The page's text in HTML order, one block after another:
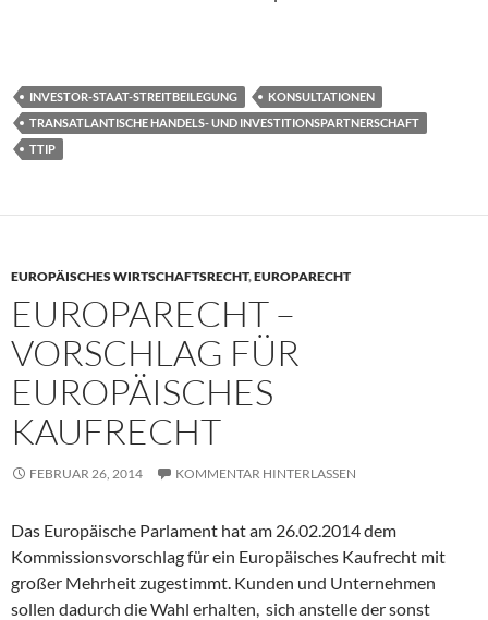
INVESTOR-STAAT-STREITBEILEGUNG
KONSULTATIONEN
TRANSATLANTISCHE HANDELS- UND INVESTITIONSPARTNERSCHAFT
TTIP
EUROPÄISCHES WIRTSCHAFTSRECHT,EUROPARECHT
EUROPARECHT –
VORSCHLAG FÜR
EUROPÄISCHES
KAUFRECHT
FEBRUAR 26, 2014 KOMMENTAR HINTERLASSEN
Das Europäische Parlament hat am 26.02.2014 dem
Kommissionsvorschlag für ein Europäisches Kaufrecht mit
großer Mehrheit zugestimmt. Kunden und Unternehmen
sollen dadurch die Wahl erhalten, sich anstelle der sonst